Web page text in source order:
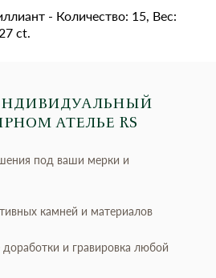
- Количество: 15, Вес:
ct.
АТЕЛЬЕ RS
под ваши мерки и
камней и материалов
и гравировка любой